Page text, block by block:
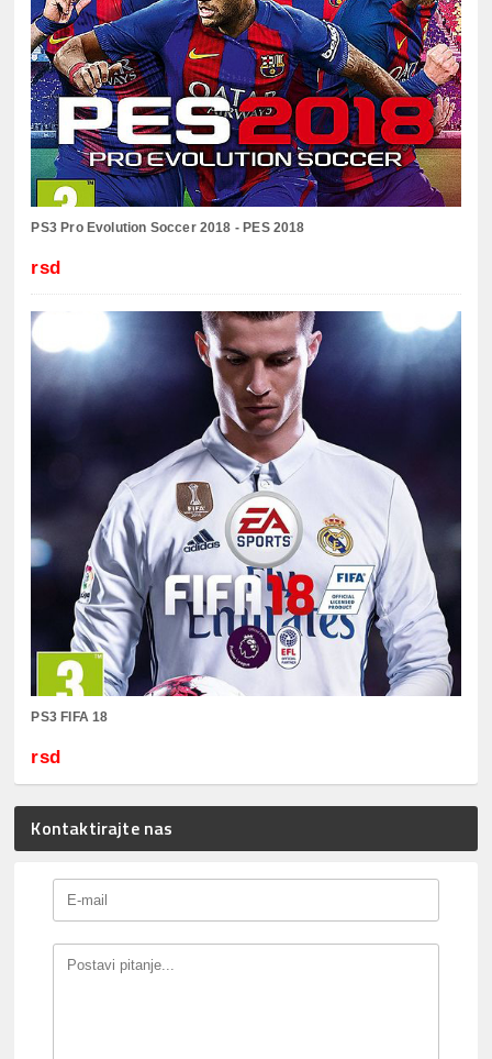
PS3 Pro Evolution Soccer 2018 - PES 2018
rsd
PS3 FIFA 18
rsd
Kontaktirajte nas